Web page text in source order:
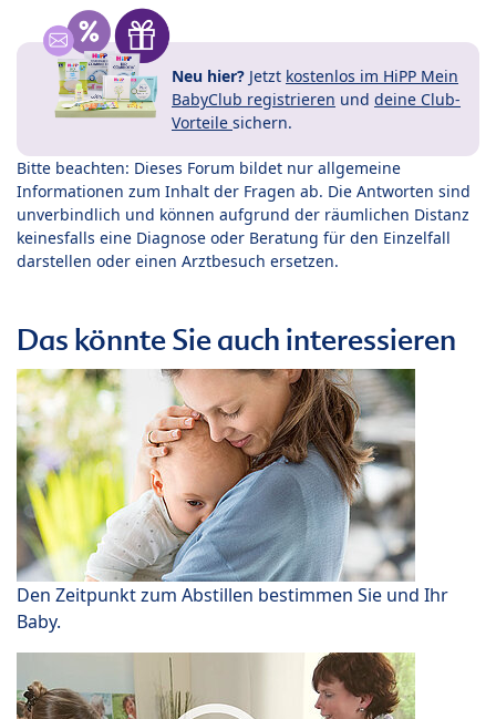
Neu hier? Jetzt kostenlos im HiPP Mein
BabyClub registrieren und deine Club-
Vorteile sichern.
Bitte beachten: Dieses Forum bildet nur allgemeine
Informationen zum Inhalt der Fragen ab. Die Antworten sind
unverbindlich und können aufgrund der räumlichen Distanz
keinesfalls eine Diagnose oder Beratung für den Einzelfall
darstellen oder einen Arztbesuch ersetzen.
Das könnte Sie auch interessieren
Den Zeitpunkt zum Abstillen bestimmen Sie und Ihr
Baby.